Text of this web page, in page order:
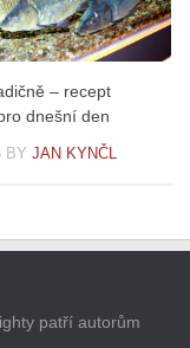
– recept
dnešní den
BY JAN KYNČL
patří autorům